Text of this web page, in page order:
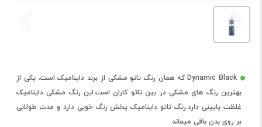
Dynamic Black که همان رنگ تاتو مشکی از برند داینامیک است، یکی از
بهترین رنگ های مشکی در بین تاتو کاران است.این رنگ مشکی داینامیک
غلظت پایینی دارد.رنگ تاتو داینامیک پخش رنگ خوبی دارد و مدت طولانی
بر روی بدن باقی میماند.